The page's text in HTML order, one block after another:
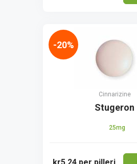
Cinnarizine
Stugeron
25mg
-20%